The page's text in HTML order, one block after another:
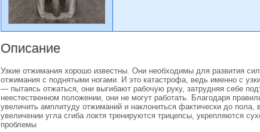
Описание
Узкие отжимания хорошо известны. Они необходимы для развития
отжимания с поднятыми ногами. И это катастрофа, ведь именно с
— пытаясь отжаться, они выгибают рабочую руку, затрудняя себе
неестественном положении, они не могут работать. Благодаря
увеличить амплитуду отжиманий и наклониться фактически до
увеличении угла сгиба локтя тренируются трицепсы, укрепляются
проблемы